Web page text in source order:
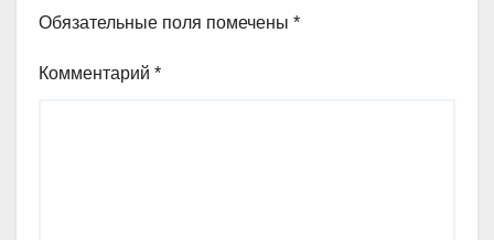
Обязательные поля помечены *
Комментарий *